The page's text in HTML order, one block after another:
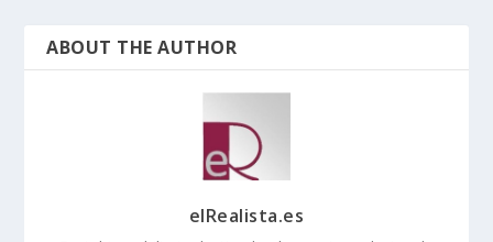
ABOUT THE AUTHOR
elRealista.es